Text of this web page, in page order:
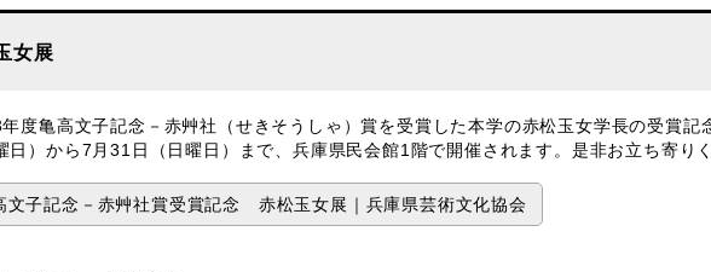
女展
度亀高文子記念－赤艸社（せきそうしゃ）賞を受賞した本学の赤松玉女学長の受賞記
日）から7月31日（日曜日）まで、兵庫県民会館1階で開催されます。是非お立ち寄りく
文子記念－赤艸社賞受賞記念 赤松玉女展｜兵庫県芸術文化協会